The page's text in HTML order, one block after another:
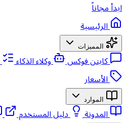
ابدأ مجاناً
الرئيسية
المميزات
كابتن فوكس وكلاء الذكاء
الأسعار
الموارد
المدونة دليل المستخدم